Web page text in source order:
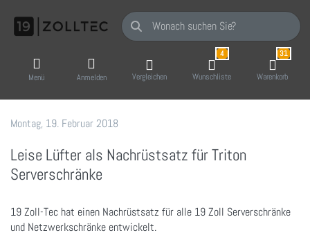
Geben Sie einen Suchbegriff ein. Während
Menü Anmelden Vergleichen
4
Wunschliste
31
Warenkorb
Montag, 19. Februar 2018
19 Zoll-Tec GmbH
Leise Lüfter als Nachrüstsatz für Triton
Serverschränke
19 Zoll-Tec hat einen Nachrüstsatz für alle 19 Zoll Serverschränke
und Netzwerkschränke entwickelt.